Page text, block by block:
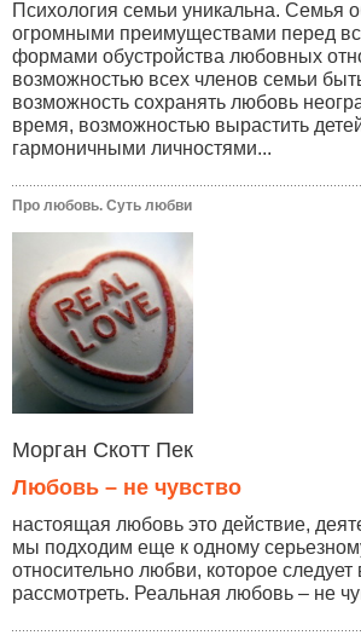
Психология семьи уникальна. Семья
огромными преимуществами перед
формами обустройства любовных
возможностью всех членов семьи
возможность сохранять любовь
время, возможностью вырастить
гармоничными личностями...
Про любовь. Суть любви
Морган Скотт Пек
Любовь – не чувство
настоящая любовь это действие,
мы подходим еще к одному
относительно любви, которое следует
рассмотреть. Реальная любовь – не